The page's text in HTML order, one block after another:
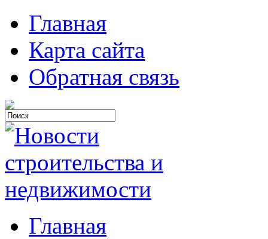
Главная
Карта сайта
Обратная связь
Главная